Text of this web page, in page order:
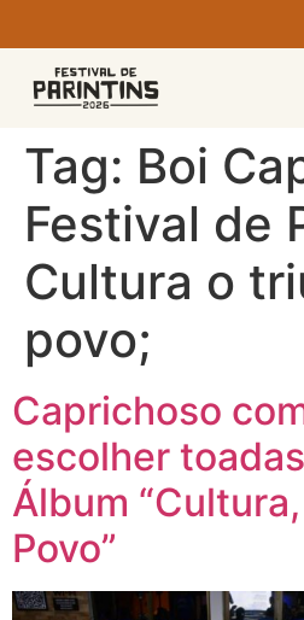
Tag: Boi
Festival de
Cultura o
povo;
Caprichoso
escolher
Álbum
Povo”